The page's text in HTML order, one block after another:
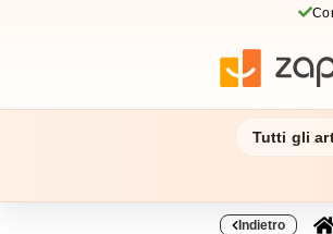
Tutti gli
Indietro